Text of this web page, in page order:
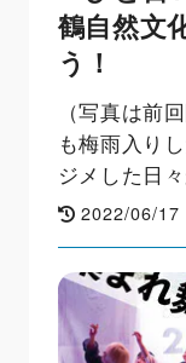
鶴自然文
う！
（写真は前
も梅雨入り
ジメした日
2022/06/17